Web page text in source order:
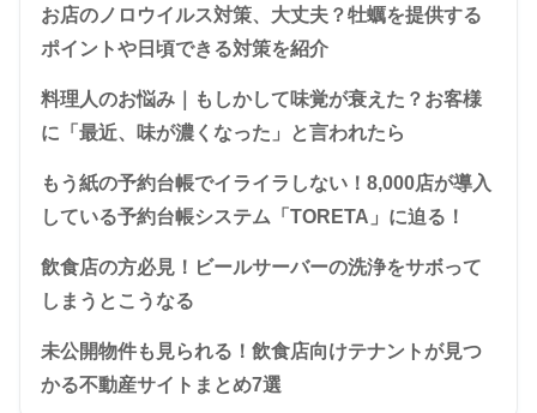
お店のノロウイルス対策、大丈夫？牡蠣を提供する
ポイントや日頃できる対策を紹介
料理人のお悩み｜もしかして味覚が衰えた？お客様
に「最近、味が濃くなった」と言われたら
もう紙の予約台帳でイライラしない！8,000店が導入
している予約台帳システム「TORETA」に迫る！
飲食店の方必見！ビールサーバーの洗浄をサボって
しまうとこうなる
未公開物件も見られる！飲食店向けテナントが見つ
かる不動産サイトまとめ7選